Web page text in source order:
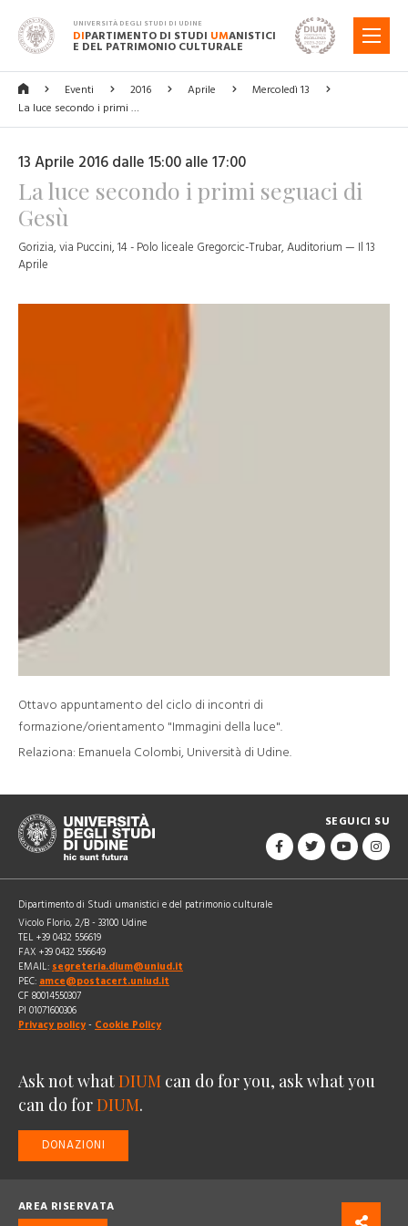
UNIVERSITÀ DEGLI STUDI DI UDINE
DIPARTIMENTO DI STUDI UMANISTICI
E DEL PATRIMONIO CULTURALE
MENU
Eventi 2016 Aprile
Mercoledì 13
La luce secondo i primi …
13 Aprile 2016 dalle 15:00 alle 17:00
La luce secondo i primi seguaci di
Gesù
Gorizia, via Puccini, 14 - Polo liceale Gregorcic-Trubar, Auditorium — Il 13
Aprile
Ottavo appuntamento del ciclo di incontri di
formazione/orientamento "Immagini della luce".
Relaziona: Emanuela Colombi, Università di Udine.
SEGUICI SU
Dipartimento di Studi umanistici e del patrimonio culturale
Vicolo Florio, 2/B - 33100 Udine
TEL +39 0432 556619
FAX +39 0432 556649
EMAIL: segreteria.dium@uniud.it
PEC: amce@postacert.uniud.it
CF 80014550307
PI 01071600306
Privacy policy - Cookie Policy
Ask not whatDIUM can do for you, ask what you
can do forDIUM.
DONAZIONI
AREA RISERVATA